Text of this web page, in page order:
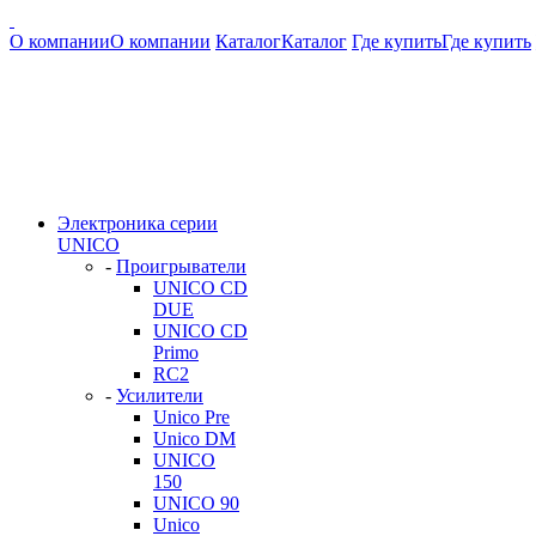
О компанииО компании КаталогКаталог Где купитьГде купить
Электроника серии
UNICO
- Проигрыватели
UNICO CD
DUE
UNICO CD
Primo
RC2
- Усилители
Unico Pre
Unico DM
UNICO
150
UNICO 90
Unico